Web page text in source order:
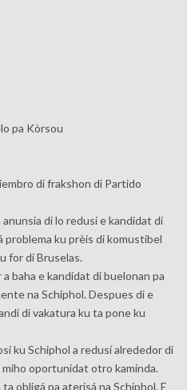
pa Kòrsou
di frakshon di Partido
di lo redusí e kandidat di
ku prèis di komustibel
for di Bruselas.
baha e kandidat di buelonan pa
na Schiphol. Despues di e
di vakatura ku ta pone ku
ku Schiphol a redusí alrededor di
oportunidat otro kaminda.
obligá pa aterisá na Schiphol. E